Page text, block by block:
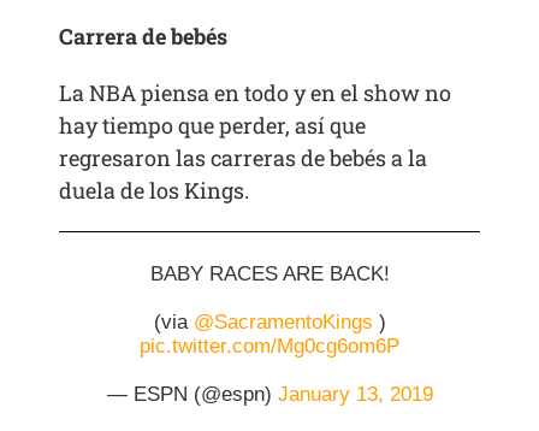
Carrera de bebés
La NBA piensa en todo y en el show no
hay tiempo que perder, así que
regresaron las carreras de bebés a la
duela de los Kings.
BABY RACES ARE BACK!
(via @SacramentoKings )
pic.twitter.com/Mg0cg6om6P
— ESPN (@espn) January 13, 2019